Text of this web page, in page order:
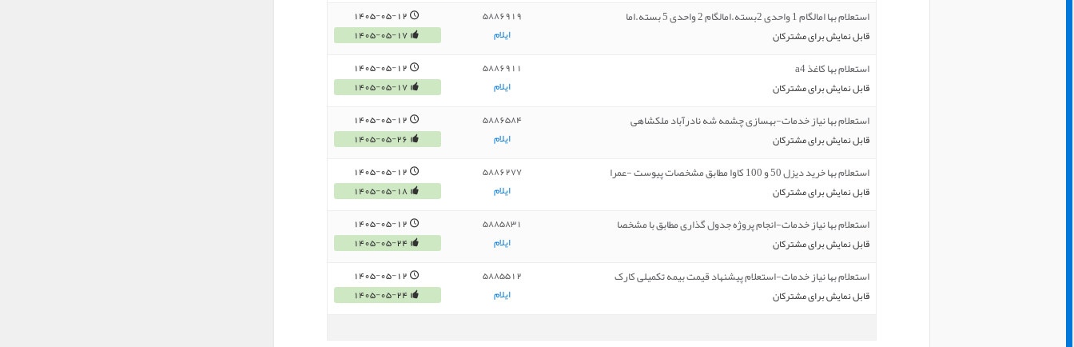
استعلام بها امالگام 1 واحدی 2بسته.امالگام 2 واحدی 5 بسته.اما
قابل نمایش برای مشترکان
5886919
ایلام
1405-05-12
1405-05-17
استعلام بها کاغذ a4
قابل نمایش برای مشترکان
5886911
ایلام
1405-05-12
1405-05-17
استعلام بها نیاز خدمات-بهسازی چشمه شه نادرآباد ملکشاهی
قابل نمایش برای مشترکان
5886584
ایلام
1405-05-12
1405-05-26
استعلام بها خرید دیزل 50 و 100 کاوا مطابق مشخصات پیوست -عمرا
قابل نمایش برای مشترکان
5886277
ایلام
1405-05-12
1405-05-18
استعلام بها نیاز خدمات-انجام پروژه جدول گذاری مطابق با مشخصا
قابل نمایش برای مشترکان
5885831
ایلام
1405-05-12
1405-05-24
استعلام بها نیاز خدمات-استعلام پیشنهاد قیمت بیمه تکمیلی کارک
قابل نمایش برای مشترکان
5885512
ایلام
1405-05-12
1405-05-24